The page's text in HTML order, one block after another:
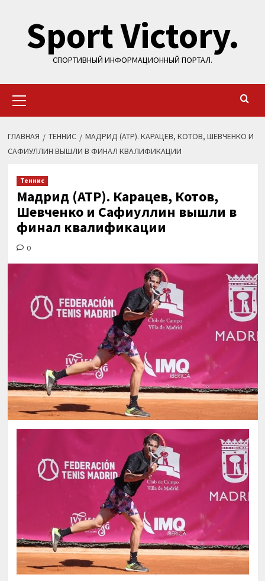
содержимому
Sport Victory.
СПОРТИВНЫЙ ИНФОРМАЦИОННЫЙ ПОРТАЛ.
меню
ГЛАВНАЯ ТЕННИС
МАДРИД (ATP). КАРАЦЕВ, КОТОВ, ШЕВЧЕНКО И
САФИУЛЛИН ВЫШЛИ В ФИНАЛ КВАЛИФИКАЦИИ
Теннис
Мадрид (ATP). Карацев, Котов,
Шевченко и Сафиуллин вышли в
финал квалификации
0